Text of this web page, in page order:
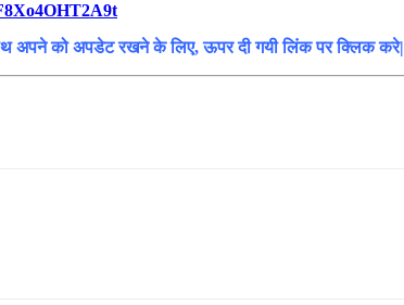
अपने को अपडेट रखने के लिए, ऊपर दी गयी लिंक पर क्लिक करे|